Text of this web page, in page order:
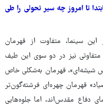
تا امروز چه سیر تحولی‌ را طی
سینما، متفاوت از قهرمان
نیز در دو سوی این طیف
شیشه‌ای»، قهرمان به‌شکلی خاص
قهرمان چهره‌ای فرشته‌گون‌تر
دفاع مقدس‌اند، اما جلوه‌هایی